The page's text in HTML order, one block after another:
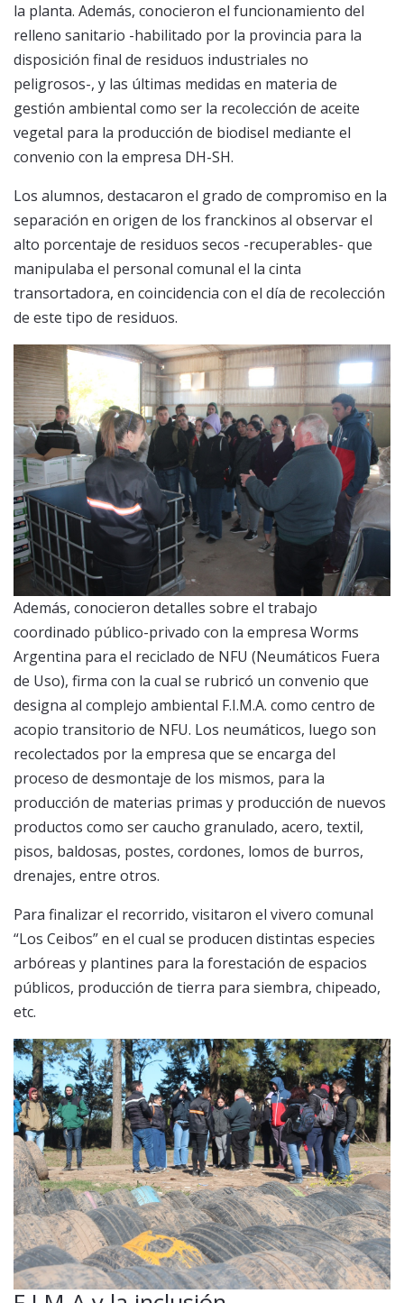
la planta. Además, conocieron el funcionamiento del
relleno sanitario -habilitado por la provincia para la
disposición final de residuos industriales no
peligrosos-, y las últimas medidas en materia de
gestión ambiental como ser la recolección de aceite
vegetal para la producción de biodisel mediante el
convenio con la empresa DH-SH.
Los alumnos, destacaron el grado de compromiso en la
separación en origen de los franckinos al observar el
alto porcentaje de residuos secos -recuperables- que
manipulaba el personal comunal el la cinta
transortadora, en coincidencia con el día de recolección
de este tipo de residuos.
Además, conocieron detalles sobre el trabajo
coordinado público-privado con la empresa Worms
Argentina para el reciclado de NFU (Neumáticos Fuera
de Uso), firma con la cual se rubricó un convenio que
designa al complejo ambiental F.I.M.A. como centro de
acopio transitorio de NFU. Los neumáticos, luego son
recolectados por la empresa que se encarga del
proceso de desmontaje de los mismos, para la
producción de materias primas y producción de nuevos
productos como ser caucho granulado, acero, textil,
pisos, baldosas, postes, cordones, lomos de burros,
drenajes, entre otros.
Para finalizar el recorrido, visitaron el vivero comunal
“Los Ceibos” en el cual se producen distintas especies
arbóreas y plantines para la forestación de espacios
públicos, producción de tierra para siembra, chipeado,
etc.